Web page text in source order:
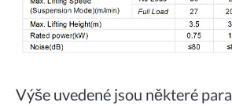
Výše uvedené jsou některé